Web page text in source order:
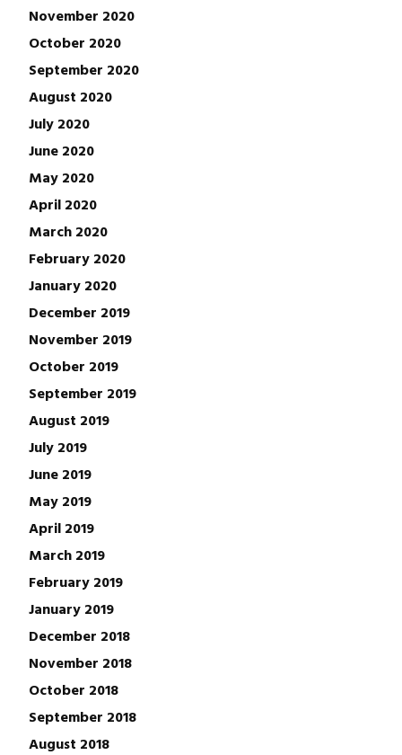
November 2020
October 2020
September 2020
August 2020
July 2020
June 2020
May 2020
April 2020
March 2020
February 2020
January 2020
December 2019
November 2019
October 2019
September 2019
August 2019
July 2019
June 2019
May 2019
April 2019
March 2019
February 2019
January 2019
December 2018
November 2018
October 2018
September 2018
August 2018